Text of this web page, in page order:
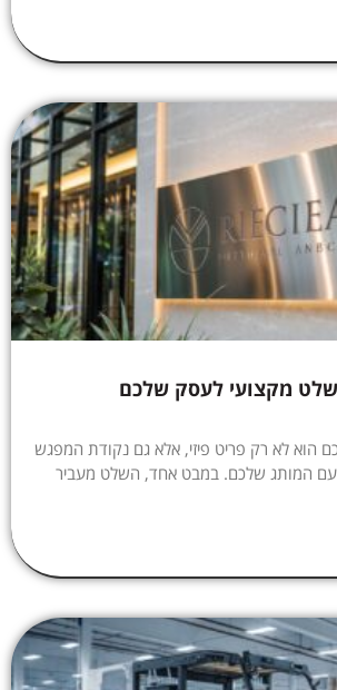
מקצועי לעסק שלכם
לא רק פריט פיזי, אלא גם נקודת המפגש
המותג שלכם. במבט אחד, השלט מעביר